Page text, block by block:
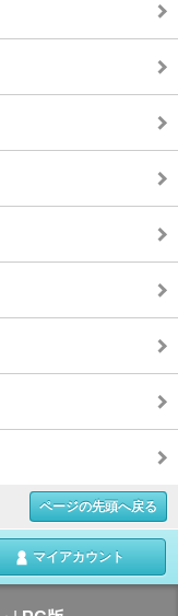
ページの先頭へ戻る
マイアカウント